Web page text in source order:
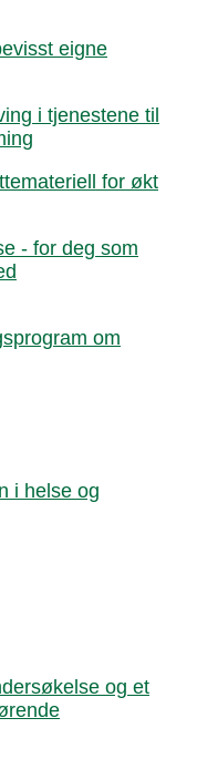
eigne
i tjenestene til
for økt
- for deg som
om
i helse og
og et